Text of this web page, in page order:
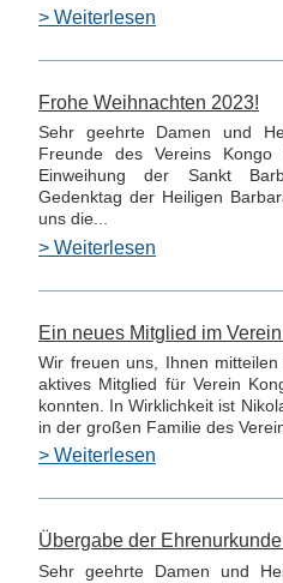
> Weiterlesen
Frohe Weihnachten 2023!
Sehr geehrte Damen und
Freunde des Vereins
Einweihung der Sankt
Gedenktag der Heiligen
uns die...
> Weiterlesen
Ein neues Mitglied im
Wir freuen uns, Ihnen
aktives Mitglied für Verein
konnten. In Wirklichkeit ist
in der großen Familie des
> Weiterlesen
Übergabe der
Sehr geehrte Damen und